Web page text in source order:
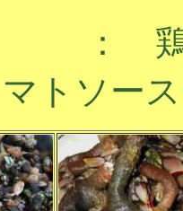
： 鶏の
トソー